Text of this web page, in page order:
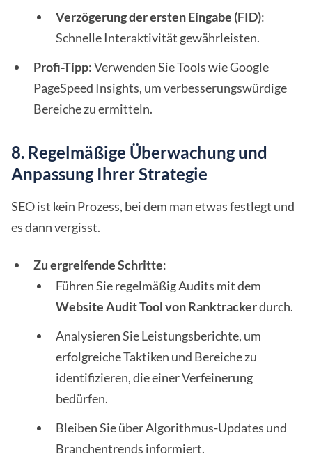
Verzögerung der ersten Eingabe (FID):
Schnelle Interaktivität gewährleisten.
Profi-Tipp: Verwenden Sie Tools wie Google
PageSpeed Insights, um verbesserungswürdige
Bereiche zu ermitteln.
8. Regelmäßige Überwachung und
Anpassung Ihrer Strategie
SEO ist kein Prozess, bei dem man etwas festlegt und
es dann vergisst.
Zu ergreifende Schritte:
Führen Sie regelmäßig Audits mit dem
Website Audit Tool von Ranktrackerdurch.
Analysieren Sie Leistungsberichte, um
erfolgreiche Taktiken und Bereiche zu
identifizieren, die einer Verfeinerung
bedürfen.
Bleiben Sie über Algorithmus-Updates und
Branchentrends informiert.